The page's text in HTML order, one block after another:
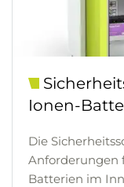
Ionen-
Die
Anforderungen
Batterien im